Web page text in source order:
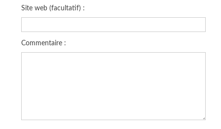
Site web (facultatif) :
Commentaire :